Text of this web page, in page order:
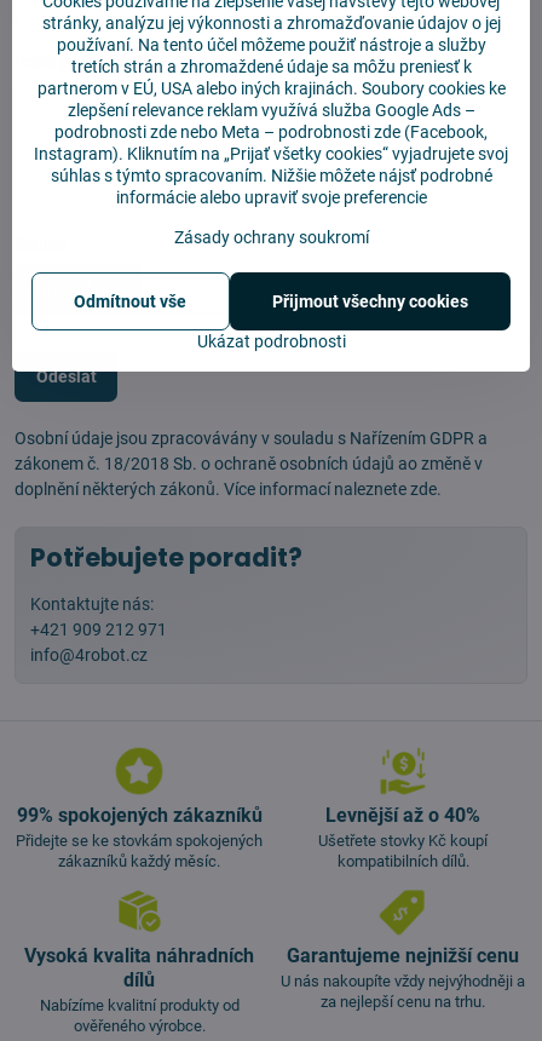
Popis problému**
Odeslat
Osobní údaje jsou zpracovávány v souladu s Nařízením GDPR a
zákonem č. 18/2018 Sb. o ochraně osobních údajů ao změně v
doplnění některých zákonů. Více informací naleznetezde.
Potřebujete poradit?
Kontaktujte nás:
+421 909 212 971
info@4robot.cz
99% spokojených zákazníků
Přidejte se ke stovkám spokojených
zákazníků každý měsíc.
Levnější až o 40%
Ušetřete stovky Kč koupí
kompatibilních dílů.
Vysoká kvalita náhradních
dílů
Nabízíme kvalitní produkty od
ověřeného výrobce.
Garantujeme nejnižší cenu
U nás nakoupíte vždy nejvýhodněji a
za nejlepší cenu na trhu.
stránky, analýzu jej výkonnosti a zhromažďovanie údajov o jej
používaní. Na tento účel môžeme použiť nástroje a služby
tretích strán a zhromaždené údaje sa môžu preniesť k
partnerom v EÚ, USA alebo iných krajinách. Soubory cookies ke
zlepšení relevance reklam využívá služba Google Ads –
podrobnosti zde nebo Meta – podrobnosti zde (Facebook,
Instagram). Kliknutím na „Prijať všetky cookies“ vyjadrujete svoj
súhlas s týmto spracovaním. Nižšie môžete nájsť podrobné
informácie alebo upraviť svoje preferencie
Zásady ochrany soukromí
Ukázat podrobnosti
Přijmout všechny cookies
Odmítnout vše